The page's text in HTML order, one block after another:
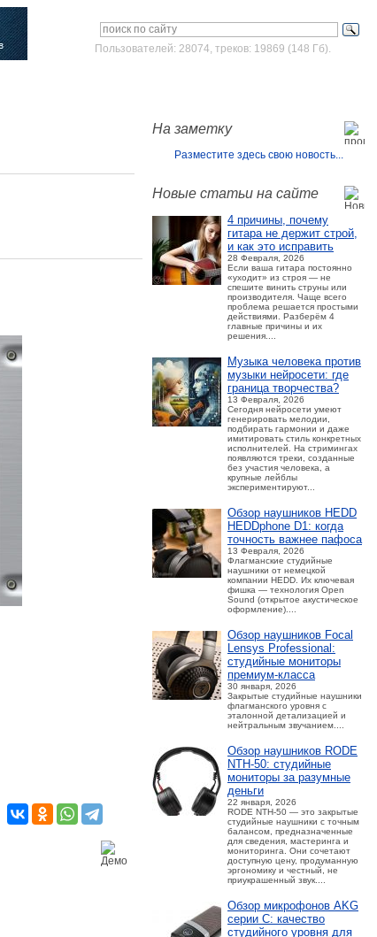
Пользователей: 28074, треков: 19869 (148 Гб).
На заметку
Разместите здесь свою новость...
Новые статьи на сайте
4 причины, почему
гитара не держит строй,
и как это исправить
28 Февраля, 2026
Если ваша гитара постоянно
«уходит» из строя — не
спешите винить струны или
производителя. Чаще всего
проблема решается простыми
действиями. Разберём 4
главные причины и их
решения....
Музыка человека против
музыки нейросети: где
граница творчества?
13 Февраля, 2026
Сегодня нейросети умеют
генерировать мелодии,
подбирать гармонии и даже
имитировать стиль конкретных
исполнителей. На стримингах
появляются треки, созданные
без участия человека, а
крупные лейблы
экспериментируют...
Обзор наушников HEDD
HEDDphone D1: когда
точность важнее пафоса
13 Февраля, 2026
Флагманские студийные
наушники от немецкой
компании HEDD. Их ключевая
фишка — технология Open
Sound (открытое акустическое
оформление)....
Обзор наушников Focal
Lensys Professional:
студийные мониторы
премиум‑класса
30 января, 2026
Закрытые студийные наушники
флагманского уровня с
эталонной детализацией и
нейтральным звучанием....
Обзор наушников RODE
NTH-50: студийные
мониторы за разумные
деньги
22 января, 2026
RODE NTH-50 — это закрытые
студийные наушники с точным
балансом, предназначенные
для сведения, мастеринга и
мониторинга. Они сочетают
доступную цену, продуманную
эргономику и честный, не
приукрашенный звук....
Обзор микрофонов AKG
серии C: качество
студийного уровня для